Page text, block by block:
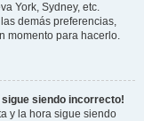
York, Sydney, etc.
demás preferencias,
momento para hacerlo.
sigue siendo incorrecto!
y la hora sigue siendo